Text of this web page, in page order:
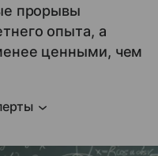
прорывы
опыта, а
ценными, чем